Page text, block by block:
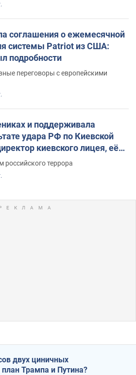
соглашения о ежемесячной
системы Patriot из США:
подробности
переговоры с европейскими
и поддерживала
удара РФ по Киевской
киевского лицея, её
российского террора
двух циничных
Трампа и Путина?